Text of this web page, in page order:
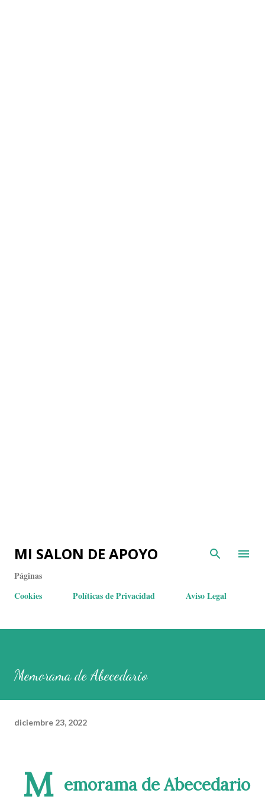
MI SALON DE APOYO
Páginas
Cookies
Políticas de Privacidad Aviso Legal
Memorama de Abecedario
diciembre 23, 2022
M emorama de Abecedario